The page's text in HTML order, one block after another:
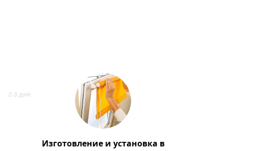
Изготовление и установка в